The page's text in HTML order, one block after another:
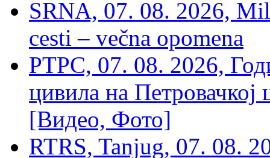
SRNA, 07. 08. 2026,
cesti – večna opomena
РТРС, 07. 08. 2026,
цивила на Петровачкој
[Видео, Фото]
RTRS, Tanjug, 07. 08.